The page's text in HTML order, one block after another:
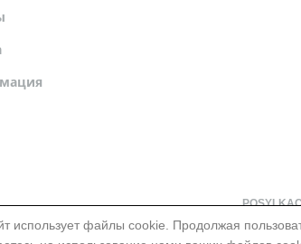
ЭЛЕКТРОННАЯ ПОЧТА:
использует файлы cookie. Продолжая